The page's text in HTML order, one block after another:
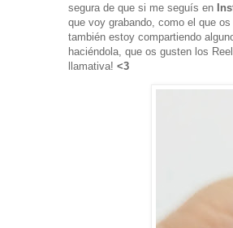
segura de que si me seguís en
que voy grabando, como el que
también estoy compartiendo
haciéndola, que os gusten los
llamativa! <3